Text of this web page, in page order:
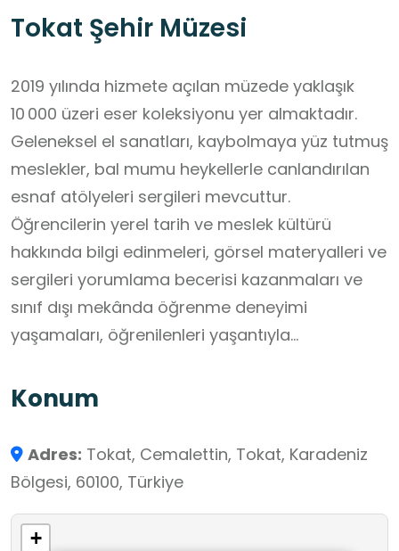
Tokat Şehir Müzesi
2019 yılında hizmete açılan müzede yaklaşık
10 000 üzeri eser koleksiyonu yer almaktadır.
Geleneksel el sanatları, kaybolmaya yüz tutmuş
meslekler, bal mumu heykellerle canlandırılan
esnaf atölyeleri sergileri mevcuttur.
Öğrencilerin yerel tarih ve meslek kültürü
hakkında bilgi edinmeleri, görsel materyalleri ve
sergileri yorumlama becerisi kazanmaları ve
sınıf dışı mekânda öğrenme deneyimi
yaşamaları, öğrenilenleri yaşantıyla
Konum
Adres: Tokat, Cemalettin, Tokat, Karadeniz
Bölgesi, 60100, Türkiye
+